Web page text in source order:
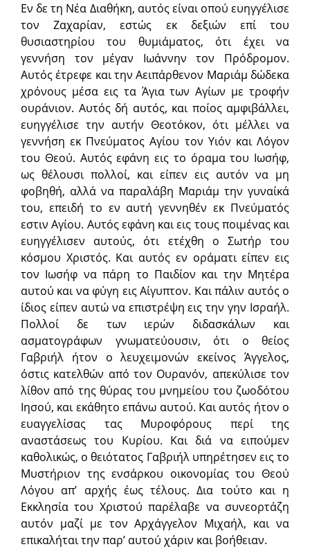
Εν δε τη Νέα Διαθήκη, αυτός είναι οπού ευηγγέλισε
τον Ζαχαρίαν, εστώς εκ δεξιών επί του
θυσιαστηρίου του θυμιάματος, ότι έχει να
γεννήση τον μέγαν Ιωάννην τον Πρόδρομον.
Αυτός έτρεφε και την Αειπάρθενον Μαριάμ δώδεκα
χρόνους μέσα εις τα Άγια των Αγίων με τροφήν
ουράνιον. Αυτός δή αυτός, και ποίος αμφιβάλλει,
ευηγγέλισε την αυτήν Θεοτόκον, ότι μέλλει να
γεννήση εκ Πνεύματος Αγίου τον Υιόν και Λόγον
του Θεού. Αυτός εφάνη εις το όραμα του Ιωσήφ,
ως θέλουσι πολλοί, και είπεν εις αυτόν να μη
φοβηθή, αλλά να παραλάβη Μαριάμ την γυναίκά
του, επειδή το εν αυτή γεννηθέν εκ Πνεύματός
εστιν Αγίου. Αυτός εφάνη και εις τους ποιμένας και
ευηγγέλισεν αυτούς, ότι ετέχθη ο Σωτήρ του
κόσμου Χριστός. Και αυτός εν οράματι είπεν εις
τον Ιωσήφ να πάρη το Παιδίον και την Μητέρα
αυτού και να φύγη εις Αίγυπτον. Και πάλιν αυτός ο
ίδιος είπεν αυτώ να επιστρέψη εις την γην Ισραήλ.
Πολλοί δε των ιερών διδασκάλων και
ασματογράφων γνωματεύουσιν, ότι ο θείος
Γαβριήλ ήτον ο λευχειμονών εκείνος Άγγελος,
όστις κατελθών από τον Ουρανόν, απεκύλισε τον
λίθον από της θύρας του μνημείου του ζωοδότου
Ιησού, και εκάθητο επάνω αυτού. Και αυτός ήτον ο
ευαγγελίσας τας Μυροφόρους περί της
αναστάσεως του Κυρίου. Και διά να ειπούμεν
καθολικώς, ο θειότατος Γαβριήλ υπηρέτησεν εις το
Μυστήριον της ενσάρκου οικονομίας του Θεού
Λόγου απ’ αρχής έως τέλους. Δια τούτο και η
Εκκλησία του Χριστού παρέλαβε να συνεορτάζη
αυτόν μαζί με τον Αρχάγγελον Μιχαήλ, και να
επικαλήται την παρ’ αυτού χάριν και βοήθειαν.